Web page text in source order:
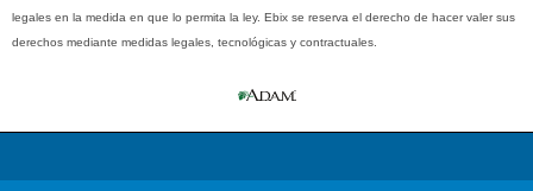
legales en la medida en que lo permita la ley. Ebix se reserva el derecho de hacer valer sus
derechos mediante medidas legales, tecnológicas y contractuales.